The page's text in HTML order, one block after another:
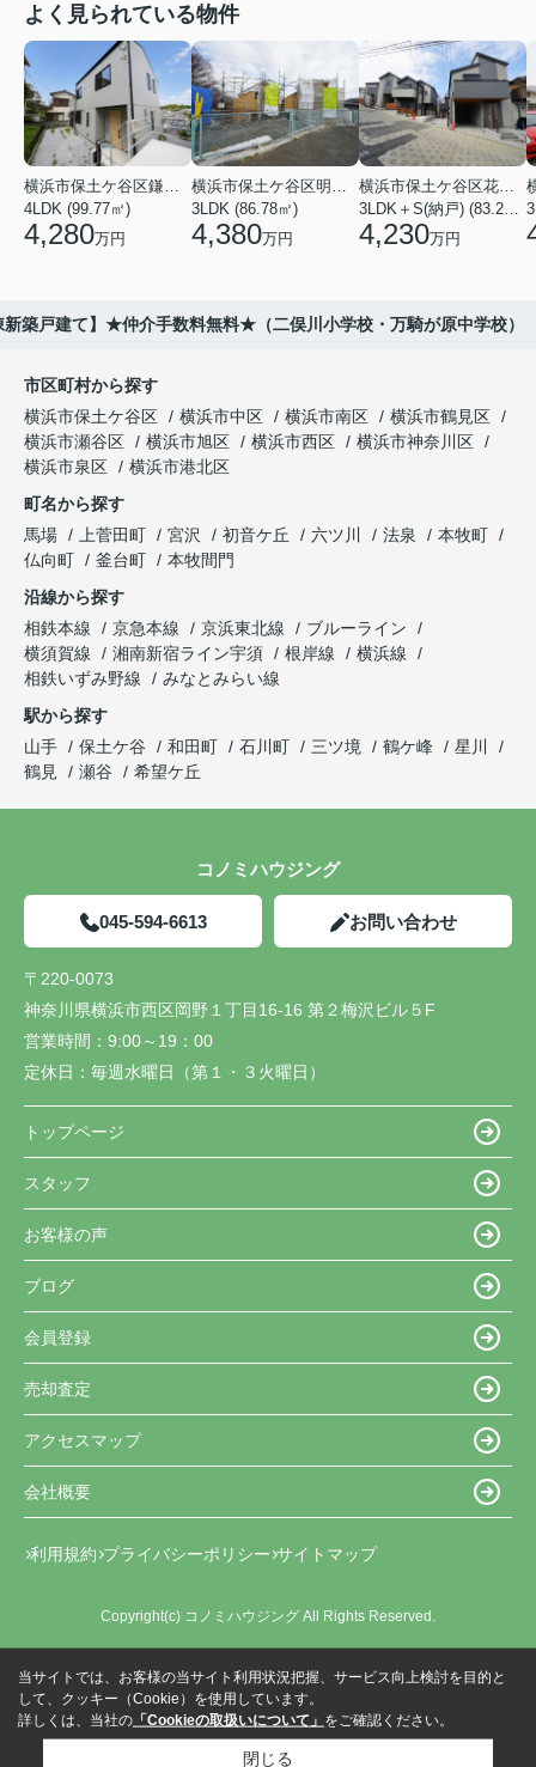
よく見られている物件
横浜市保土ケ谷区鎌谷町
4LDK (99.77㎡)
4,280万円
横浜市保土ケ谷区明神台
3LDK (86.78㎡)
4,380万円
横浜市保土ケ谷区花見台
3LDK＋S(納戸) (83.21㎡)
4,230万円
築戸建て】★仲介手数料無料★（二俣川小学校・万騎が原中学校）
市区町村から探す
横浜市保土ケ谷区
横浜市中区 横浜市南区
横浜市鶴見区
横浜市瀬谷区
横浜市旭区 横浜市西区
横浜市神奈川区
横浜市泉区
横浜市港北区
町名から探す
馬場
上菅田町 宮沢 初音ケ丘 六ツ川 法泉
本牧町
仏向町
釜台町
本牧間門
沿線から探す
相鉄本線
京急本線 京浜東北線
ブルーライン
横須賀線
湘南新宿ライン宇須 根岸線
横浜線
相鉄いずみ野線
みなとみらい線
駅から探す
山手
保土ケ谷 和田町 石川町 三ツ境 鶴ケ峰
星川
鶴見
瀬谷 希望ケ丘
コノミハウジング
045-594-6613 お問い合わせ
〒220-0073
神奈川県横浜市西区岡野１丁目16-16 第２梅沢ビル５F
営業時間： 9:00～19：00
定休日： 毎週水曜日（第１・３火曜日）
トップページ
スタッフ
お客様の声
ブログ
会員登録
売却査定
アクセスマップ
会社概要
利用規約 プライバシーポリシー サイトマップ
Copyright(c) コノミハウジング All Rights Reserved.
当サイトでは、お客様の当サイト利用状況把握、サービス向上検討を目的と
して、クッキー（Cookie）を使用しています。
詳しくは、当社の 「Cookieの取扱いについて」 をご確認ください。
閉じる